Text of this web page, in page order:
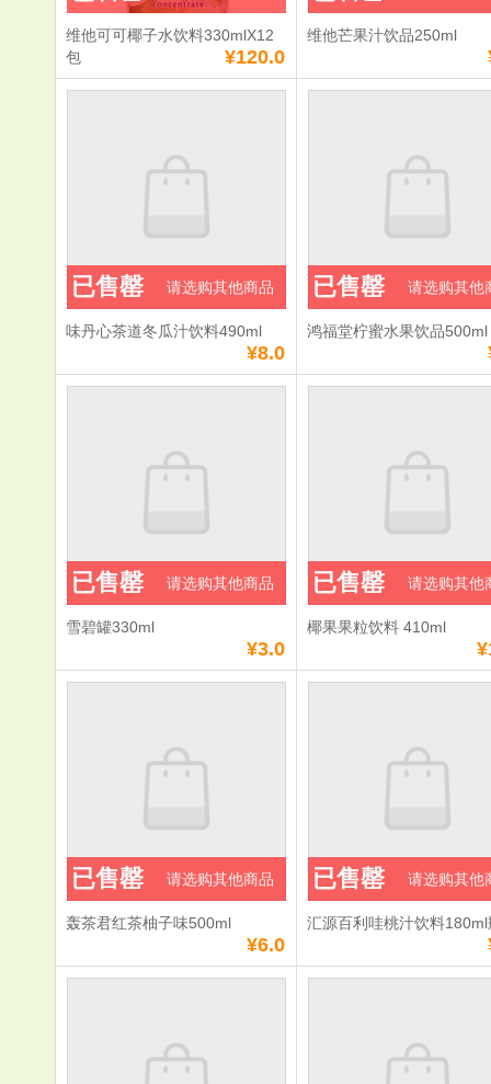
维他可可椰子水饮料330mlX12
包
¥120.0
维他芒果汁饮品250ml
味丹心茶道冬瓜汁饮料490ml
¥8.0
已售罄 请选购其他商品
鸿福堂柠蜜水果饮品500ml
已售罄 请选购其他
雪碧罐330ml
¥3.0
已售罄 请选购其他商品
椰果果粒饮料 410ml
已售罄 请选购其他
轰茶君红茶柚子味500ml
¥6.0
已售罄 请选购其他商品
汇源百利哇桃汁饮料
已售罄 请选购其他